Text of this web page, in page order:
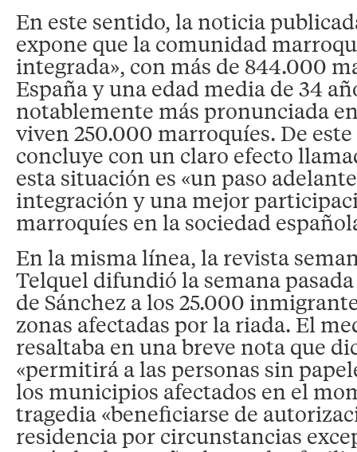
En este sentido, la noticia
expone que la comunidad
integrada», con más de 844.000
España y una edad media de 34
notablemente más pronunciada
viven 250.000 marroquíes. De
concluye con un claro efecto
esta situación es «un paso
integración y una mejor
marroquíes en la sociedad
En la misma línea, la revista
Telquel difundió la semana
de Sánchez a los 25.000
zonas afectadas por la riada. El
resaltaba en una breve nota que
«permitirá a las personas sin
los municipios afectados en el
tragedia «beneficiarse de
residencia por circunstancias